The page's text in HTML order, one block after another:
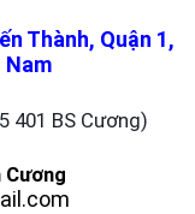
Thành, Quận 1,
Nam
401 BS Cương)
Cương